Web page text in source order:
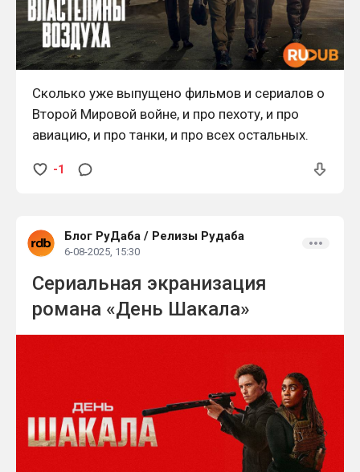
Сколько уже выпущено фильмов и сериалов о
Второй Мировой войне, и про пехоту, и про
авиацию, и про танки, и про всех остальных.
-1
Блог РуДаба / Релизы Рудаба
6-08-2025, 15:30
Сериальная экранизация
романа «День Шакала»